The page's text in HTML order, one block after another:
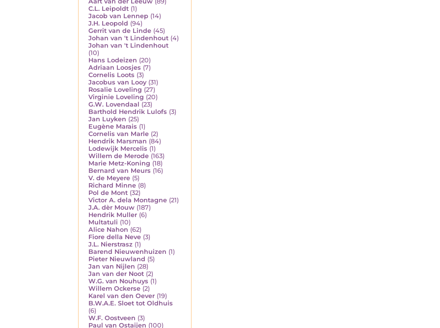
C.L. Leipoldt (1)
Jacob van Lennep (14)
J.H. Leopold (94)
Gerrit van de Linde (45)
Johan van 't Lindenhout (4)
Johan van 't Lindenhout
(10)
Hans Lodeizen (20)
Adriaan Loosjes (7)
Cornelis Loots (3)
Jacobus van Looy (31)
Rosalie Loveling (27)
Virginie Loveling (20)
G.W. Lovendaal (23)
Barthold Hendrik Lulofs (3)
Jan Luyken (25)
Eugène Marais (1)
Cornelis van Marle (2)
Hendrik Marsman (84)
Lodewijk Mercelis (1)
Willem de Merode (163)
Marie Metz-Koning (18)
Bernard van Meurs (16)
V. de Meyere (5)
Richard Minne (8)
Pol de Mont (32)
Victor A. dela Montagne (21)
J.A. dèr Mouw (187)
Hendrik Muller (6)
Multatuli (10)
Alice Nahon (62)
Fiore della Neve (3)
J.L. Nierstrasz (1)
Barend Nieuwenhuizen (1)
Pieter Nieuwland (5)
Jan van Nijlen (28)
Jan van der Noot (2)
W.G. van Nouhuys (1)
Willem Ockerse (2)
Karel van den Oever (19)
B.W.A.E. Sloet tot Oldhuis
(6)
W.F. Oostveen (3)
Paul van Ostaijen (100)